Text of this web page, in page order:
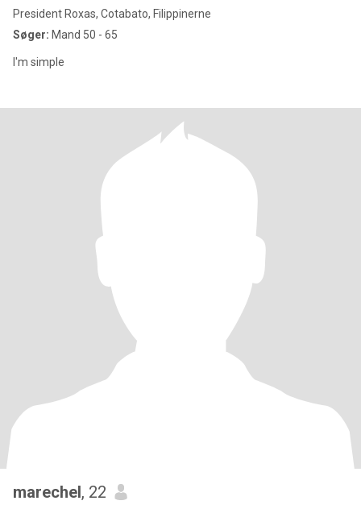
President Roxas, Cotabato, Filippinerne
Søger: Mand 50 - 65
I'm simple
marechel, 22